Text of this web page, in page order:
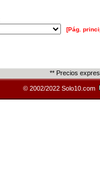
[Pág.
** Precios
© 2002/2022 Solo10.com